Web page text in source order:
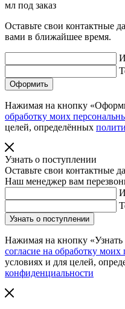
мл под заказ
Оставьте свои контактные
вами в ближайшее время.
Нажимая на кнопку
обработку моих
целей, определённых
Узнать о поступлении
Оставьте свои контактные
Наш менеджер вам
Нажимая на кнопку
согласие на обработку
условиях и для целей,
конфиденциальности